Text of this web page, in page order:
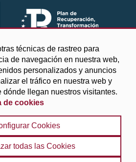
técnicas de rastreo para
de navegación en nuestra web,
personalizados y anuncios
el tráfico en nuestra web y
dónde llegan nuestros visitantes.
de cookies
Cookies
todas las Cookies
de Granada
de privacidad | Política de cookies
| Accesibilidad | Búsqueda |
Mapa web